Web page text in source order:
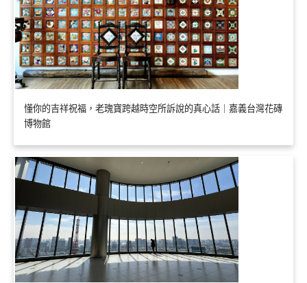
懂你的吉祥祝福，老瑰寶跨越時空所訴說的真心話｜嘉義台灣花磚
博物館